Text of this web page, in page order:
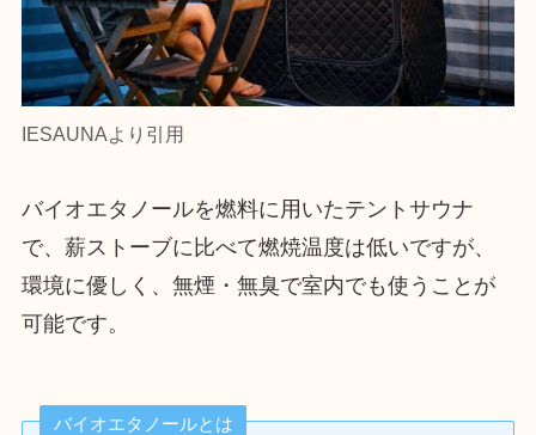
IESAUNAより引用
バイオエタノールを燃料に用いたテントサウナ
で、薪ストーブに比べて燃焼温度は低いですが、
環境に優しく、無煙・無臭で室内でも使うことが
可能です。
バイオエタノールとは